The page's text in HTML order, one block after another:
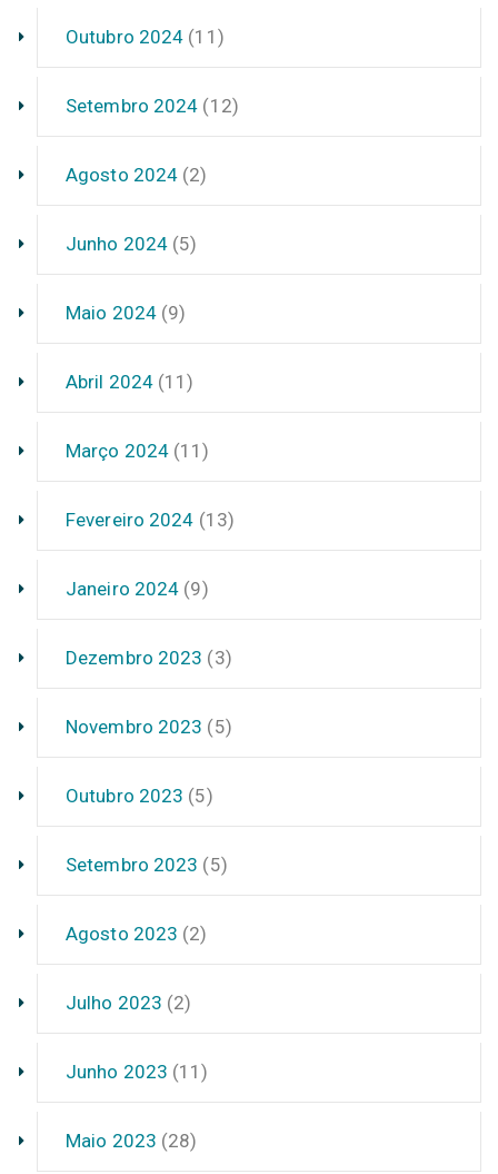
Outubro 2024 (11)
Setembro 2024 (12)
Agosto 2024 (2)
Junho 2024 (5)
Maio 2024(9)
Abril 2024 (11)
Março 2024 (11)
Fevereiro 2024 (13)
Janeiro 2024 (9)
Dezembro 2023 (3)
Novembro 2023 (5)
Outubro 2023 (5)
Setembro 2023 (5)
Agosto 2023 (2)
Julho 2023 (2)
Junho 2023 (11)
Maio 2023 (28)